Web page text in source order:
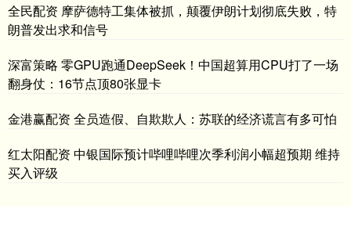
全民配资 摩萨德特工集体被抓，颠覆伊朗计划彻底失败，特
朗普发出求和信号
深富策略 零GPU跑通DeepSeek！中国超算用CPU打了一场
翻身仗：16节点顶80张显卡
金港赢配资 全员造假、自欺欺人：苏联的经济谎言有多可怕
红太阳配资 中银国际预计哔哩哔哩次季利润小幅超预期 维持
买入评级